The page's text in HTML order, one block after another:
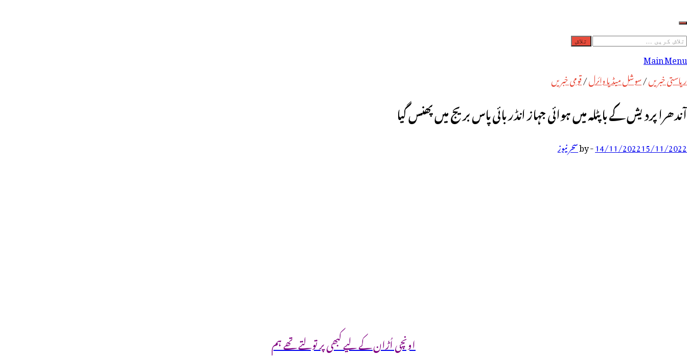
تلاش
کریں
برائے:
Main Menu
ریاستی خبریں/سوشل میڈیا وائرل/قومی خبریں
آندھرا پردیش کے باپٹلہ میں ہوائی جہاز انڈر بائی پاس بریج میں پھنس گیا
14/11/202215/11/2022
-
byسحر نیوز
اونچی اُڑان کے لیے کبھی پر تولتے تھے ہم